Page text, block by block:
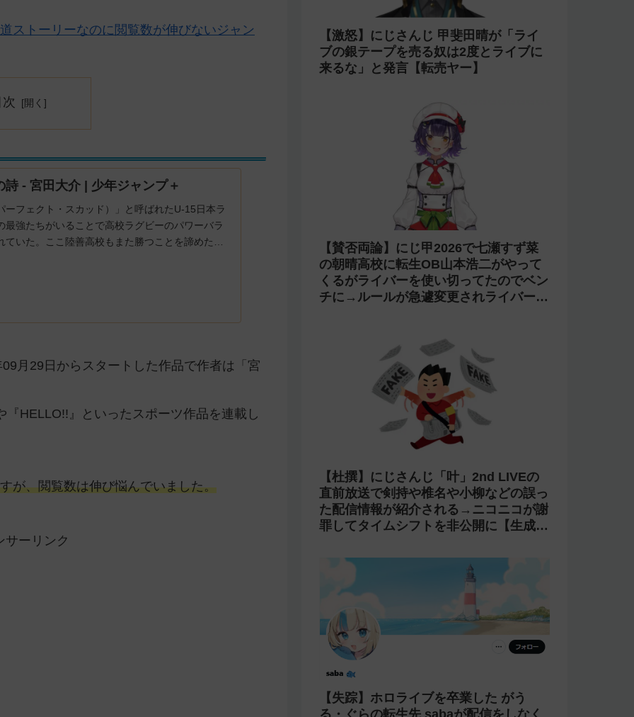
ストーリーなのに閲覧数が伸びないジャン
- 宮田大介 | 少年ジャンプ＋
ーフェクト・スカッド）」と呼ばれたU-15日本ラ
最強たちがいることで高校ラグビーのパワーバラ
ていた。ここ陸善高校もまた勝つことを諦めたも
月29日からスタートした作品で作者は「宮
HELLO!!』といったスポーツ作品を連載し
が、閲覧数は伸び悩んでいました。
サーリンク
【激怒】にじさんじ 甲斐田晴が「ライ
ブの銀テープを売る奴は2度とライブに
来るな」と発言【転売ヤー】
【賛否両論】にじ甲2026で七瀬すず菜
の朝晴高校に転生OB山本浩二がやって
くるがライバーを使い切ってたのでベン
チに→ルールが急遽変更されライバーの
【杜撰】にじさんじ「叶」2nd LIVEの
直前放送で剣持や椎名や小柳などの誤っ
た配信情報が紹介される→ニコニコが謝
罪してタイムシフトを非公開に【生成
【失踪】ホロライブを卒業した がう
る・ぐらの転生先 sabaが配信をしなく